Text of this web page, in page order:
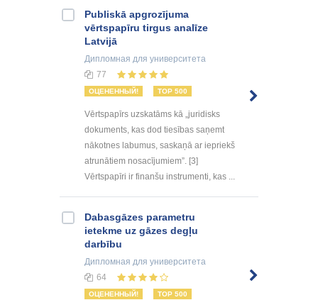
Publiskā apgrozījuma
vērtspapīru tirgus analīze
Latvijā
Дипломная для университета
77
ОЦЕНЕННЫЙ! TOP 500
Vērtspapīrs uzskatāms kā „juridisks
dokuments, kas dod tiesības saņemt
nākotnes labumus, saskaņā ar iepriekš
atrunātiem nosacījumiem”. [3]
Vērtspapīri ir finanšu instrumenti, kas ...
Dabasgāzes parametru
ietekme uz gāzes degļu
darbību
Дипломная для университета
64
ОЦЕНЕННЫЙ! TOP 500